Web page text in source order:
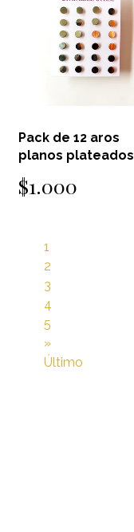
Pack de 12 aros
planos plateados
$1.000
1
2
3
4
5
»
Último